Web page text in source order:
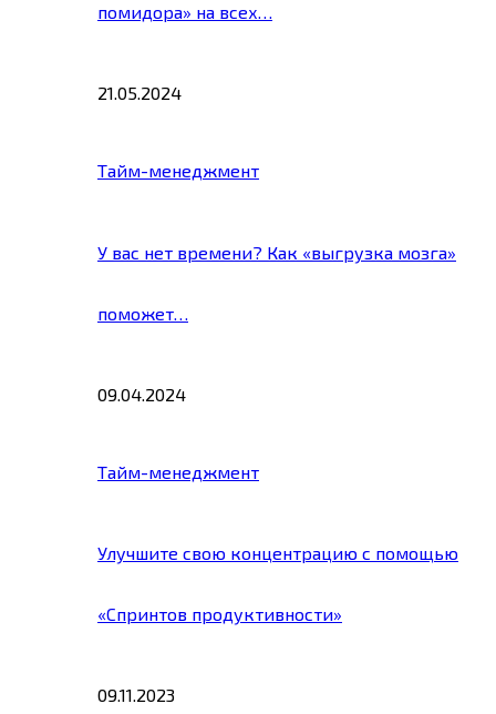
помидора» на всех…
21.05.2024
Тайм-менеджмент
У вас нет времени? Как «выгрузка мозга»
поможет…
09.04.2024
Тайм-менеджмент
Улучшите свою концентрацию с помощью
«Спринтов продуктивности»
09.11.2023